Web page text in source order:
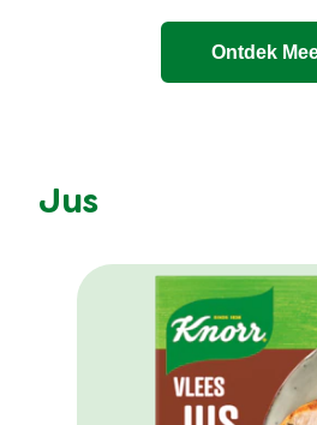
Ontdek
Jus